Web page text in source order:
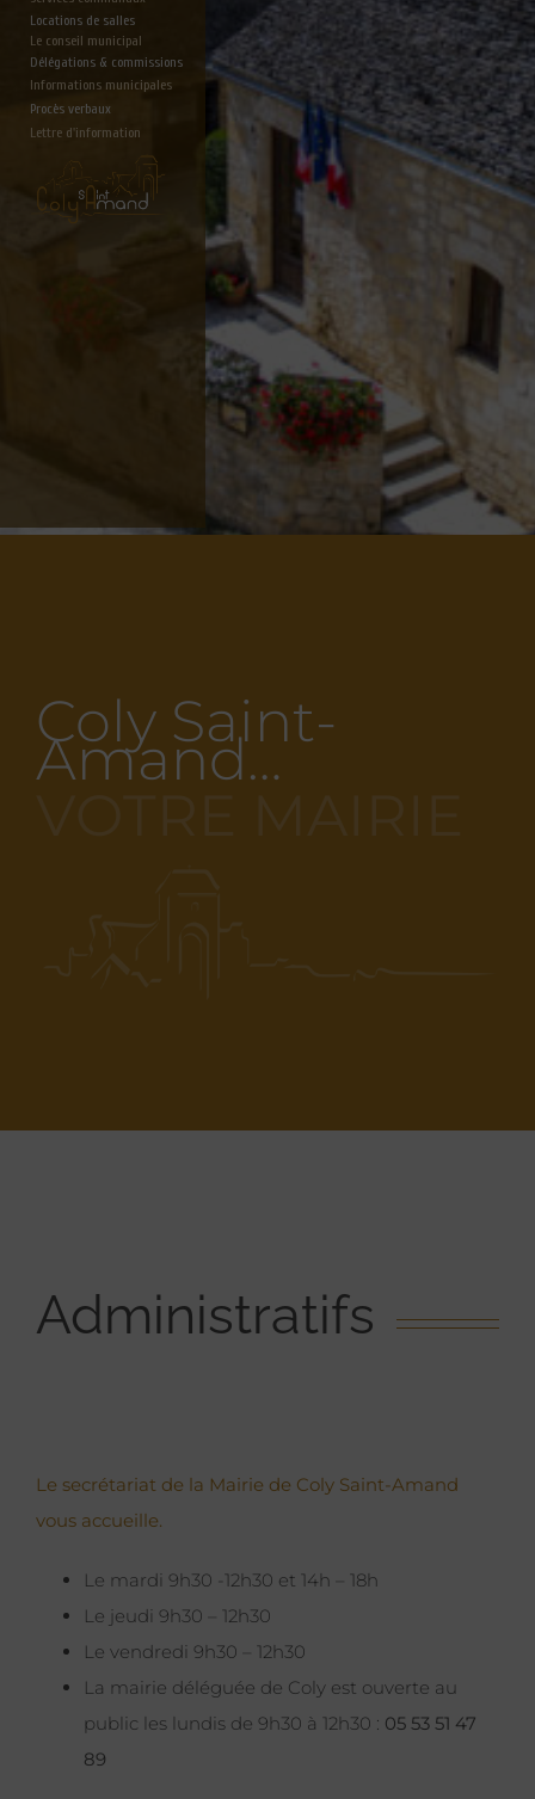
Locations de salles
Le conseil municipal
Délégations & commissions
Informations municipales
Lettre d'information
Procès verbaux
Coly Saint-
Amand…
Administratifs
Le secrétariat de la Mairie de Coly Saint-Amand
vous accueille.
Le mardi 9h30 -12h30 et 14h – 18h
Le jeudi 9h30 – 12h30
Le vendredi 9h30 – 12h30
La mairie déléguée de Coly est ouverte au
public les lundis de 9h30 à 12h30 : 05 53 51 47
89